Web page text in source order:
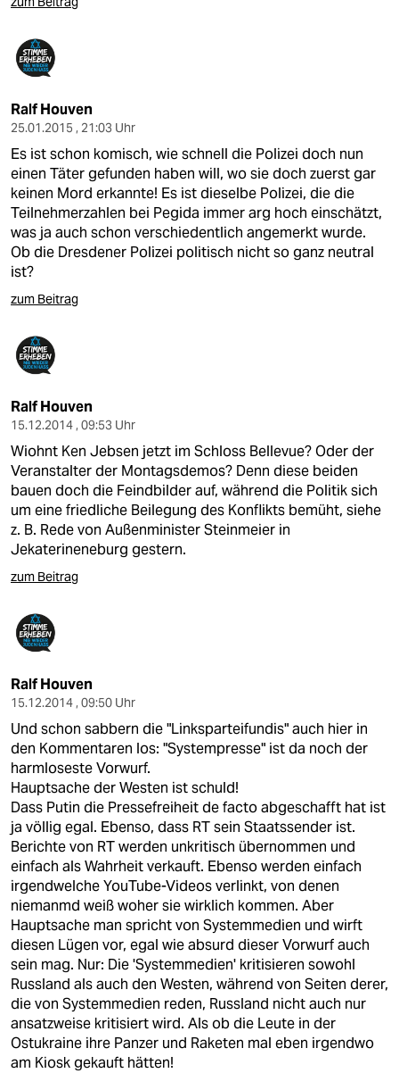
Ralf Houven
25.01.2015 , 21:03 Uhr
Es ist schon komisch, wie schnell die Polizei doch nun
einen Täter gefunden haben will, wo sie doch zuerst gar
keinen Mord erkannte! Es ist dieselbe Polizei, die die
Teilnehmerzahlen bei Pegida immer arg hoch einschätzt,
was ja auch schon verschiedentlich angemerkt wurde.
Ob die Dresdener Polizei politisch nicht so ganz neutral
ist?
zum Beitrag
Ralf Houven
15.12.2014 , 09:53 Uhr
Wiohnt Ken Jebsen jetzt im Schloss Bellevue? Oder der
Veranstalter der Montagsdemos? Denn diese beiden
bauen doch die Feindbilder auf, während die Politik sich
um eine friedliche Beilegung des Konflikts bemüht, siehe
z. B. Rede von Außenminister Steinmeier in
Jekaterineneburg gestern.
zum Beitrag
Ralf Houven
15.12.2014 , 09:50 Uhr
Und schon sabbern die "Linksparteifundis" auch hier in
den Kommentaren los: "Systempresse" ist da noch der
harmloseste Vorwurf.
Hauptsache der Westen ist schuld!
Dass Putin die Pressefreiheit de facto abgeschafft hat ist
ja völlig egal. Ebenso, dass RT sein Staatssender ist.
Berichte von RT werden unkritisch übernommen und
einfach als Wahrheit verkauft. Ebenso werden einfach
irgendwelche YouTube-Videos verlinkt, von denen
niemanmd weiß woher sie wirklich kommen. Aber
Hauptsache man spricht von Systemmedien und wirft
diesen Lügen vor, egal wie absurd dieser Vorwurf auch
sein mag. Nur: Die 'Systemmedien' kritisieren sowohl
Russland als auch den Westen, während von Seiten derer,
die von Systemmedien reden, Russland nicht auch nur
ansatzweise kritisiert wird. Als ob die Leute in der
Ostukraine ihre Panzer und Raketen mal eben irgendwo
am Kiosk gekauft hätten!